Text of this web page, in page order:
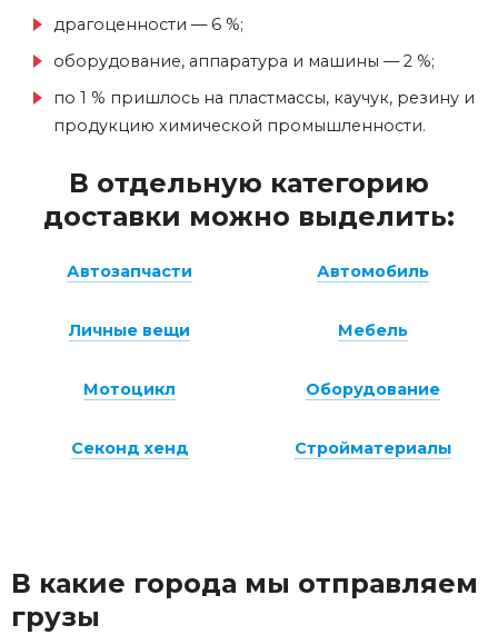
В какие города мы отправляем
грузы
драгоценности — 6 %;
оборудование, аппаратура и машины — 2 %;
по 1 % пришлось на пластмассы, каучук, резину и
продукцию химической промышленности.
В отдельную категорию
доставки можно выделить:
Автозапчасти Автомобиль
Личные вещи Мебель
Мотоцикл Оборудование
Секонд хенд Стройматериалы